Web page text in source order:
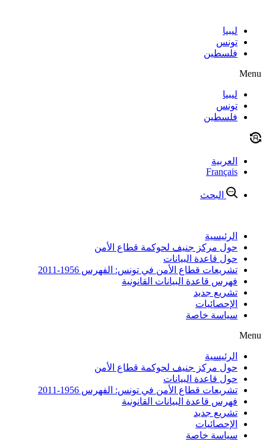
contentليبيا
تونس
فلسطين
Menu
ليبيا
تونس
فلسطين
العربية
Français
البحث
الرئيسية
حول مركز جنيف لحوكمة قطاع الأمن
حول قاعدة البيانات
تشريعات قطاع الأمن في تونس: الفهرس 1956-2011
فهرس قاعدة البيانات القانونية
تشريع جديد
الإحصائيات
سياسة خاصة
Menu
الرئيسية
حول مركز جنيف لحوكمة قطاع الأمن
حول قاعدة البيانات
تشريعات قطاع الأمن في تونس: الفهرس 1956-2011
فهرس قاعدة البيانات القانونية
تشريع جديد
الإحصائيات
سياسة خاصة